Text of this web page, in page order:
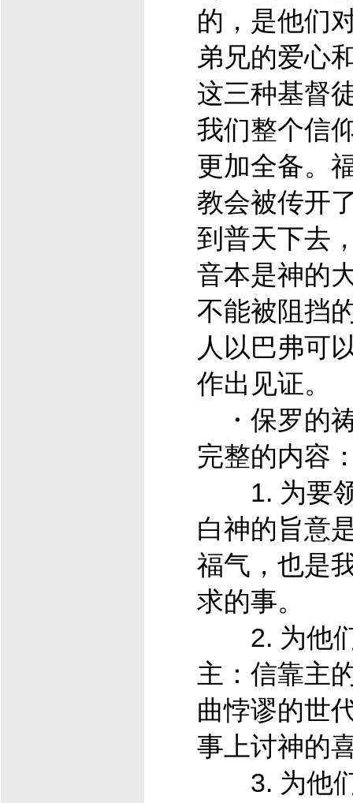
的，是他们
弟兄的爱心
这三种基督
我们整个信
更加全备。
教会被传开
到普天下去
音本是神的
不能被阻挡
人以巴弗可
作出见证。
・保罗的
完整的内容
1. 为要领
白神的旨意
福气，也是
求的事。
2. 为他们
主：信靠主
曲悖谬的世
事上讨神的
3. 为他们